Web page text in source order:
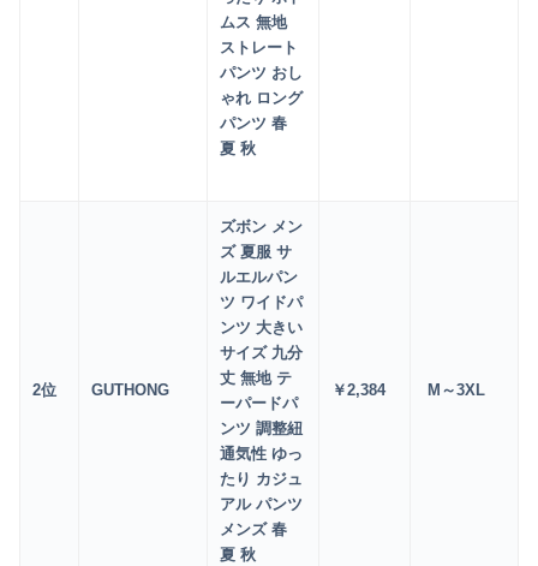
ムス 無地
ストレート
パンツ おし
ゃれ ロング
パンツ 春
夏 秋
2位 GUTHONG
ズボン メン
ズ 夏服 サ
ルエルパン
ツ ワイドパ
ンツ 大きい
サイズ 九分
丈 無地 テ
ーパードパ
ンツ 調整紐
通気性 ゆっ
たり カジュ
アル パンツ
メンズ 春
夏 秋
￥2,384 M～3XL